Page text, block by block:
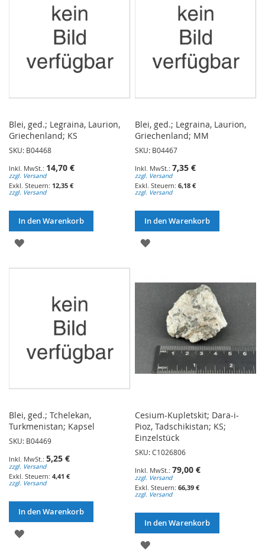
Blei, ged.; Legraina, Laurion,
Griechenland; KS
SKU: B04468
14,70 €
zzgl. Versand
12,35 €
zzgl. Versand
In den Warenkorb
ZUR
Blei, ged.; Legraina, Laurion,
Griechenland; MM
SKU: B04467
7,35 €
zzgl. Versand
6,18 €
zzgl. Versand
In den Warenkorb
ZUR
HINZUFÜGEN
Blei, ged.; Tchelekan,
Turkmenistan; Kapsel
SKU: B04469
5,25 €
zzgl. Versand
4,41 €
zzgl. Versand
In den Warenkorb
ZUR
Cesium-Kupletskit; Dara-i-
Pioz, Tadschikistan; KS;
Einzelstück
SKU: C1026806
79,00 €
zzgl. Versand
66,39 €
zzgl. Versand
In den Warenkorb
ZUR